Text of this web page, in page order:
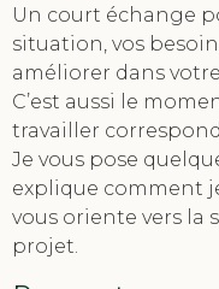
Un court échange
situation, vos
améliorer dans
C’est aussi le
travailler
Je vous pose
explique comment
vous oriente vers la
projet.